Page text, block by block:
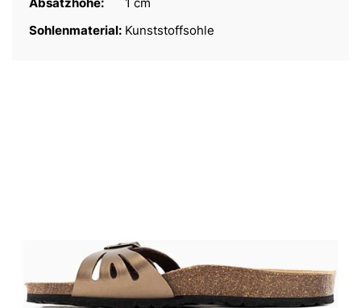
Sohlenmaterial: Kunststoffsohle